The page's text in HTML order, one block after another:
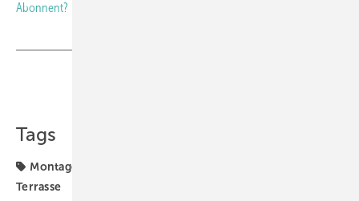
Abonnent?
Tags
Montagetechnik
Terrasse